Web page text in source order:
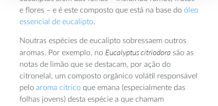
e flores – e é este composto que está na base do óleo
essencial de eucalipto.
Noutras espécies de eucalipto sobressaem outros
aromas. Por exemplo, no Eucalyptus citriodora são as
notas de limão que se destacam, por ação do
citronelal, um composto orgânico volátil responsável
pelo aroma cítrico que emana (especialmente das
folhas jovens) desta espécie a que chamam